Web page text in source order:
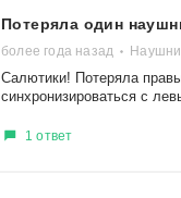
Потеряла один
более года назад
Салютики! Потеряла
синхронизироваться с
1 ответ